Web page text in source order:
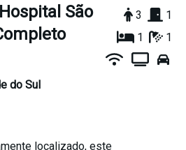
São
3
1
1
1
do Sul
localizado, este